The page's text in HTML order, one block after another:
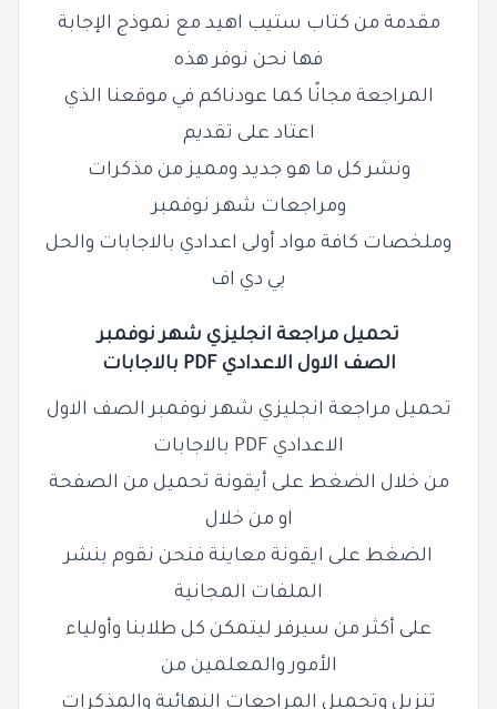
مقدمة من كتاب ستيب اهيد مع نموذج الإجابة
فها نحن نوفر هذه
المراجعة مجانًا كما عودناكم في موقعنا الذي
اعتاد على تقديم
ونشر كل ما هو جديد ومميز من مذكرات
ومراجعات شهر نوفمبر
وملخصات كافة مواد أولى اعدادي بالاجابات والحل
بي دي اف
تحميل مراجعة انجليزي شهر نوفمبر
الصف الاول الاعدادي PDF بالاجابات
تحميل مراجعة انجليزي شهر نوفمبر الصف الاول
الاعدادي PDF بالاجابات
من خلال الضغط على أيقونة تحميل من الصفحة
او من خلال
الضغط على ايقونة معاينة فنحن نقوم بنشر
الملفات المجانية
على أكثر من سيرفر ليتمكن كل طلابنا وأولياء
الأمور والمعلمين من
تنزيل وتحميل المراجعات النهائية والمذكرات